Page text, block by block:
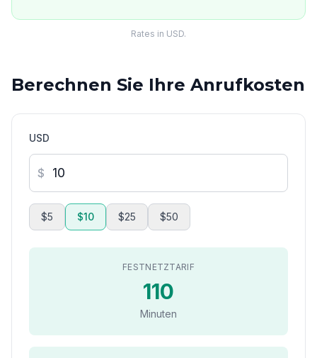
Rates in USD.
Berechnen Sie Ihre Anrufkosten
USD
$
$5 $10 $25 $50
FESTNETZTARIF
110
Minuten